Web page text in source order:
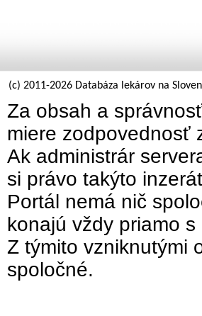
(c) 2011-2026 Databáza lekárov na
Za obsah a
miere zodpovednosť
Ak administrár
si právo takýto
Portál nemá nič
konajú vždy priamo s
Z týmito vzniknutými
spoločné.